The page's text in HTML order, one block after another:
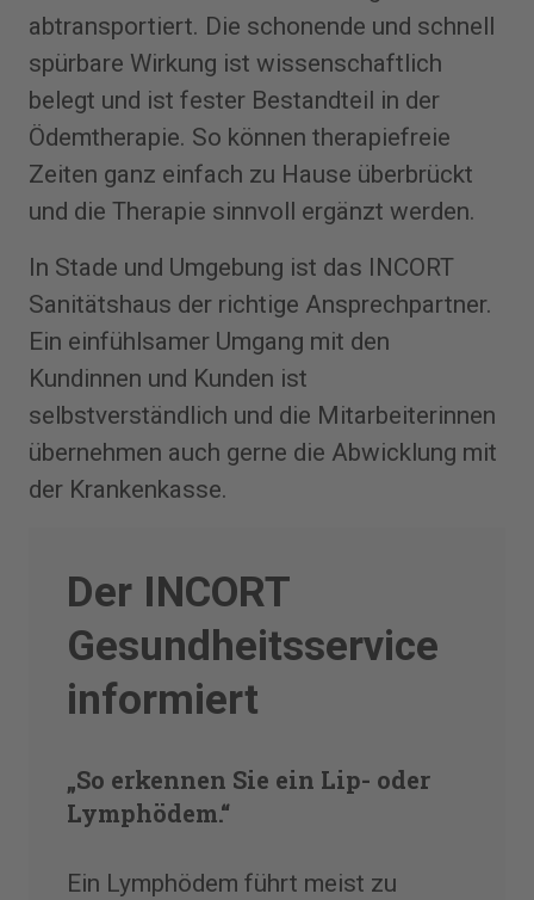
abtransportiert. Die schonende und schnell
spürbare Wirkung ist wissenschaftlich
belegt und ist fester Bestandteil in der
Ödemtherapie. So können therapiefreie
Zeiten ganz einfach zu Hause überbrückt
und die Therapie sinnvoll ergänzt werden.
In Stade und Umgebung ist das INCORT
Sanitätshaus der richtige Ansprechpartner.
Ein einfühlsamer Umgang mit den
Kundinnen und Kunden ist
selbstverständlich und die Mitarbeiterinnen
übernehmen auch gerne die Abwicklung mit
der Krankenkasse.
Der INCORT
Gesundheitsservice
informiert
„So erkennen Sie ein Lip- oder
Lymphödem.“
Ein Lymphödem führt meist zu